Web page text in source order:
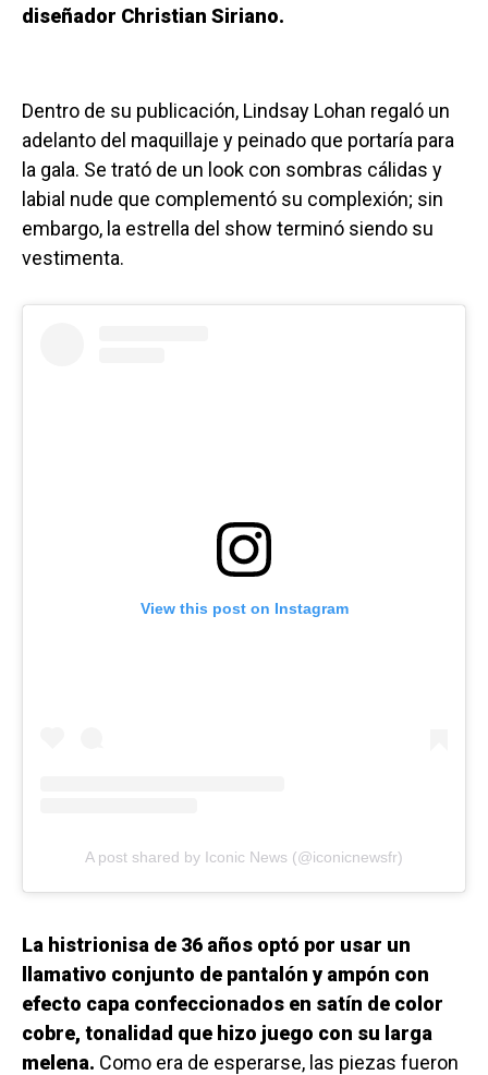
diseñador Christian Siriano.
Dentro de su publicación, Lindsay Lohan regaló un
adelanto del maquillaje y peinado que portaría para
la gala. Se trató de un look con sombras cálidas y
labial nude que complementó su complexión; sin
embargo, la estrella del show terminó siendo su
vestimenta.
View this post on Instagram
A post shared by Iconic News (@iconicnewsfr)
La histrionisa de 36 años optó por usar un
llamativo conjunto de pantalón y ampón con
efecto capa confeccionados en satín de color
cobre, tonalidad que hizo juego con su larga
melena. Como era de esperarse, las piezas fueron